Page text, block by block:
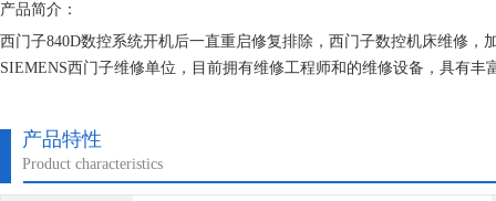
产品简介：
西门子840D数控系统开机后一直重启修复排除，西门子数控机床维修
SIEMENS西门子维修单位，目前拥有维修工程师和的维修设备，具有
产品特性
Product characteristics